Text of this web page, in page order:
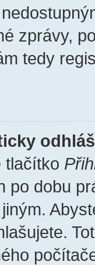
zprávy,
tedy
tlačítko
po dobu